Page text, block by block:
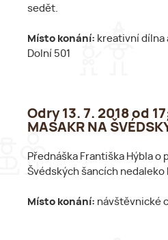
sedět.
Místo konání: kreativní dílna
Dolní 501
Odry 13. 7. 2018 od
MASAKR NA
Přednáška Františka Hýbla o
Švédských šancích nedaleko
Místo konání: návštěvnické